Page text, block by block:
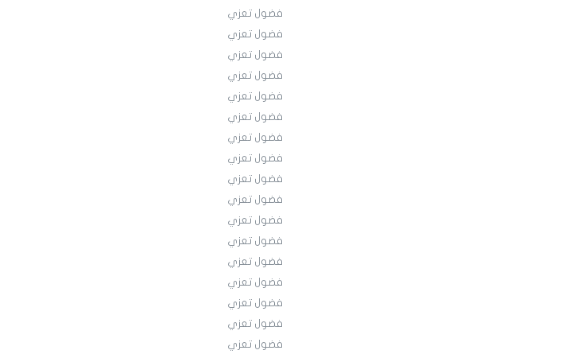
فضول تعزي
فضول تعزي
فضول تعزي
فضول تعزي
فضول تعزي
فضول تعزي
فضول تعزي
فضول تعزي
فضول تعزي
فضول تعزي
فضول تعزي
فضول تعزي
فضول تعزي
فضول تعزي
فضول تعزي
فضول تعزي
فضول تعزي